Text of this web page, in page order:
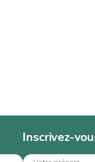
Inscrivez-